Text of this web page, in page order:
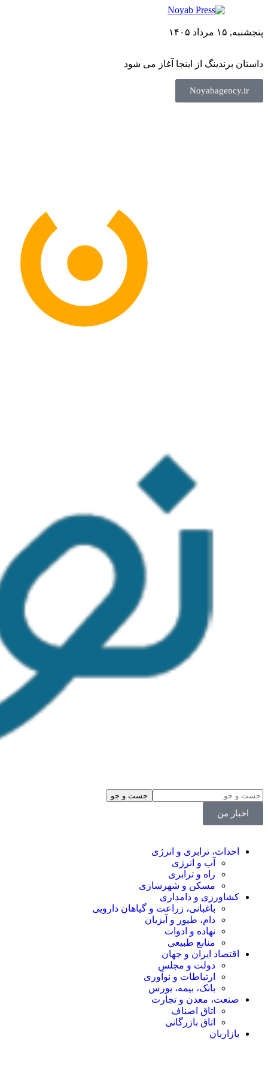
پنجشنبه, ۱۵ مرداد ۱۴۰۵
داستان برندینگ از اینجا آغاز می شود
Noyabagency.ir
اخبار من
احداث، ترابری و انرژی
آب و انرژی
راه و ترابری
مسکن و شهرسازی
کشاورزی و دامداری
باغبانی، زراعت و گیاهان دارویی
دام، طیور و آبزیان
نهاده و ادوات
منابع طبیعی
اقتصاد ایران و جهان
دولت و مجلس
ارتباطات و نوآوری
بانک، بیمه، بورس
صنعت، معدن و تجارت
اتاق اصناف
اتاق بازرگانی
بازاربان